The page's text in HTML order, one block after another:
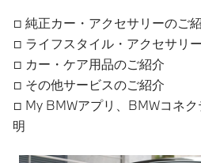
□ 純正カー・アクセサリーのご
□ ライフスタイル・アクセサリ
□ カー・ケア用品のご紹介
□ その他サービスのご紹介
□ My BMWアプリ、BMWコネ
明